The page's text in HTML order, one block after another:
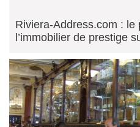
Riviera-Address.com :
l’immobilier de prestige